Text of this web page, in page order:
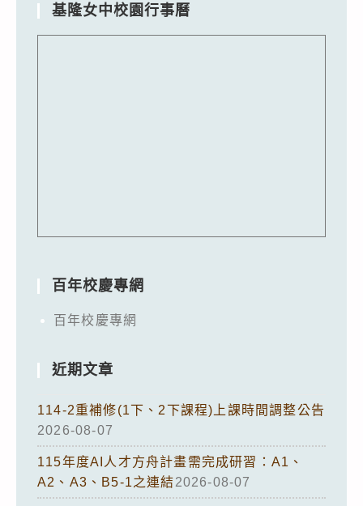
基隆女中校園行事曆
百年校慶專網
百年校慶專網
近期文章
114-2重補修(1下、2下課程)上課時間調整公告
2026-08-07
115年度AI人才方舟計畫需完成研習：A1、
A2、A3、B5-1之連結2026-08-07